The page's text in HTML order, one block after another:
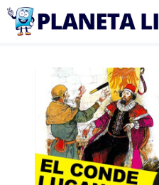
Saltar